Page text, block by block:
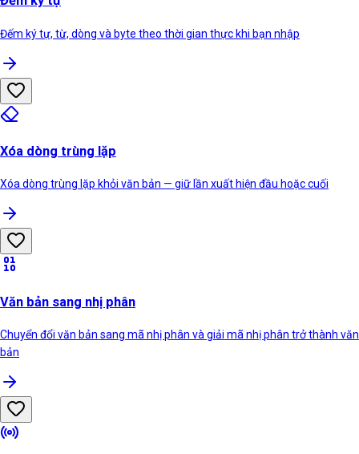
Đếm ký tự, từ, dòng và byte theo thời gian thực khi bạn nhập
Xóa dòng trùng lặp
Xóa dòng trùng lặp khỏi văn bản — giữ lần xuất hiện đầu hoặc cuối
Văn bản sang nhị phân
Chuyển đổi văn bản sang mã nhị phân và giải mã nhị phân trở thành văn
bản